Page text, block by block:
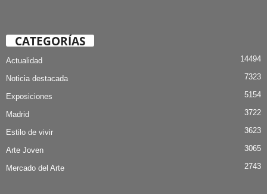
CATEGORÍAS
Actualidad 14494
Noticia destacada 7323
Exposiciones 5154
Madrid 3722
Estilo de vivir 3623
Arte Joven 3065
Mercado del Arte 2743